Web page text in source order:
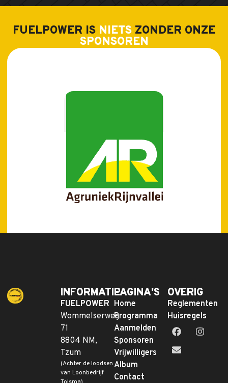
FUELPOWER IS NIETS ZONDER ONZE
SPONSOREN
INFORMATIE
FUELPOWER
Wommelserweg
71
8804 NM,
Tzum
(Achter de loodsen
van Loonbedrijf
PAGINA'S
Home
Programma
Aanmelden
Sponsoren
Vrijwilligers
Album
Contact
OVERIG
Reglementen
Huisregels